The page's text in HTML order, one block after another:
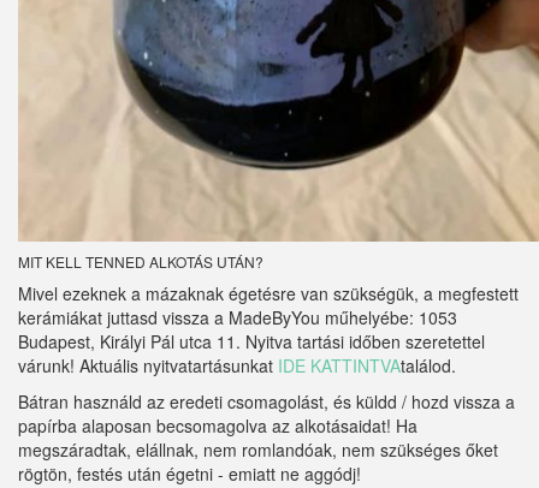
MIT KELL TENNED ALKOTÁS UTÁN?
Mivel ezeknek a mázaknak égetésre van szükségük, a megfestett
kerámiákat juttasd vissza a MadeByYou műhelyébe: 1053
Budapest, Királyi Pál utca 11. Nyitva tartási időben szeretettel
várunk! Aktuális nyitvatartásunkat IDE KATTINTVAtalálod.
Bátran használd az eredeti csomagolást, és küldd / hozd vissza a
papírba alaposan becsomagolva az alkotásaidat! Ha
megszáradtak, elállnak, nem romlandóak, nem szükséges őket
rögtön, festés után égetni - emiatt ne aggódj!